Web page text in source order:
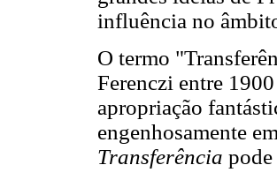
influência no
O termo
Ferenczi entre
apropriação
engenhosamente
Transferência